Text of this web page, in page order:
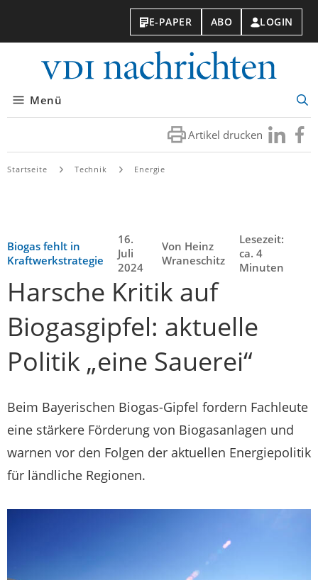
E-PAPER ABO LOGIN
Menü
Artikel drucken Besuchen
Sie
Sie
Startseite Technik Energie
Biogas fehlt in
Kraftwerkstrategie
16.
Juli
2024
Von Heinz
Wraneschitz
Lesezeit:
ca. 4
Minuten
Harsche Kritik auf
Biogasgipfel: aktuelle
Politik „eine Sauerei“
Beim Bayerischen Biogas-Gipfel fordern Fachleute
eine stärkere Förderung von Biogasanlagen und
warnen vor den Folgen der aktuellen Energiepolitik
für ländliche Regionen.